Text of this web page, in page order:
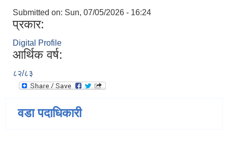
Submitted on: Sun, 07/05/2026 - 16:24
प्रकार:
Digital Profile
आर्थिक वर्ष:
८२/८३
वडा पदाधिकारी